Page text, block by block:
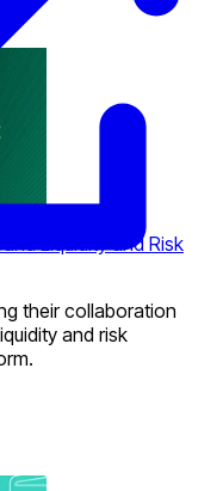
Liquidity and Risk
their collaboration
and risk